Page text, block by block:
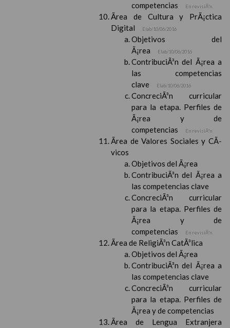
competencias
En revisiÃ³n
Ãrea de Cultura y PrÃ¡ctica
Digital
Elab/10/06/2016
Objetivos del
Ã¡rea
Elab/10/06/2016
ContribuciÃ³n del Ã¡rea a
las competencias
clave
Elab/10/06/2016
ConcreciÃ³n curricular
para la etapa. Perfiles de
Ã¡rea y de
competencias
En revisiÃ³n
Ãrea de Valores Sociales y CÃ­
vicos
Objetivos del Ã¡rea
ContribuciÃ³n del Ã¡rea a
las competencias clave
ConcreciÃ³n curricular
para la etapa. Perfiles de
Ã¡rea y de
competencias
En revisiÃ³n
Ãrea de ReligiÃ³n CatÃ³lica
Objetivos del Ã¡rea
ContribuciÃ³n del Ã¡rea a
las competencias clave
ConcreciÃ³n curricular
para la etapa. Perfiles de
Ã¡rea y de competencias
Ãrea de Lengua Extranjera